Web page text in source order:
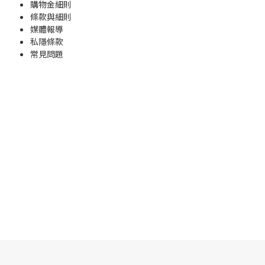
購物金細則
條款與細則
媒體報導
私隱條款
常見問題